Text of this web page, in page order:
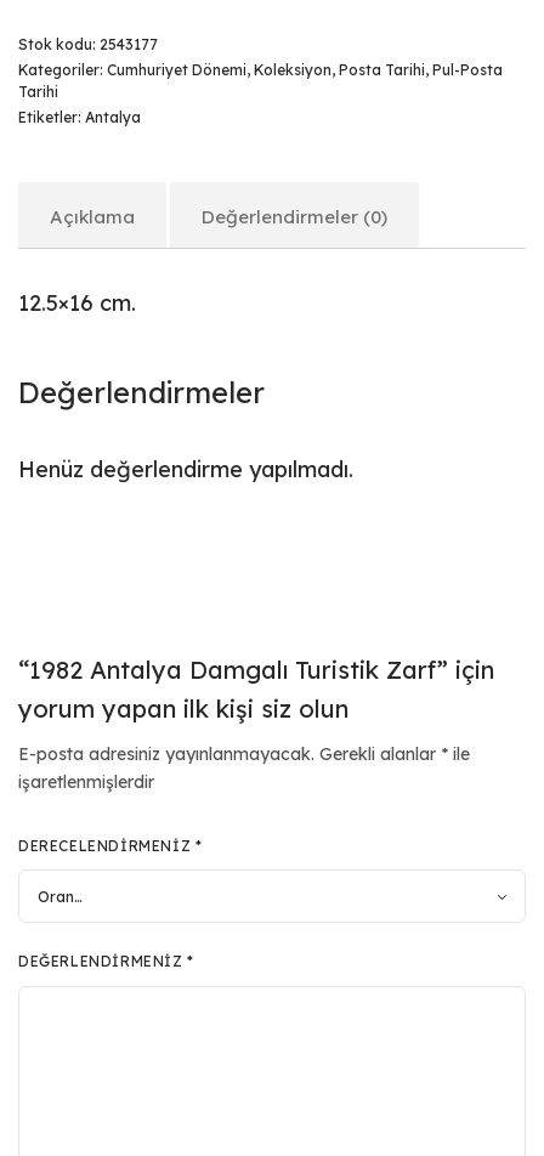
Stok kodu: 2543177
Kategoriler: Cumhuriyet Dönemi, Koleksiyon, Posta Tarihi, Pul-Posta
Tarihi
Etiketler: Antalya
Açıklama Değerlendirmeler (0)
12.5×16 cm.
Değerlendirmeler
Henüz değerlendirme yapılmadı.
“1982 Antalya Damgalı Turistik Zarf” için
yorum yapan ilk kişi siz olun
E-posta adresiniz yayınlanmayacak. Gerekli alanlar * ile
işaretlenmişlerdir
DERECELENDIRMENIZ *
DEĞERLENDIRMENIZ*